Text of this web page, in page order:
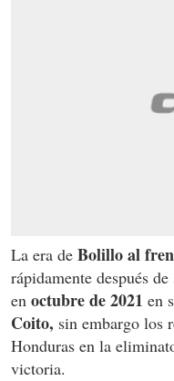
La era de Bolillo al
rápidamente después
en octubre de 2021 en
Coito, sin embargo los
Honduras en la
victoria.